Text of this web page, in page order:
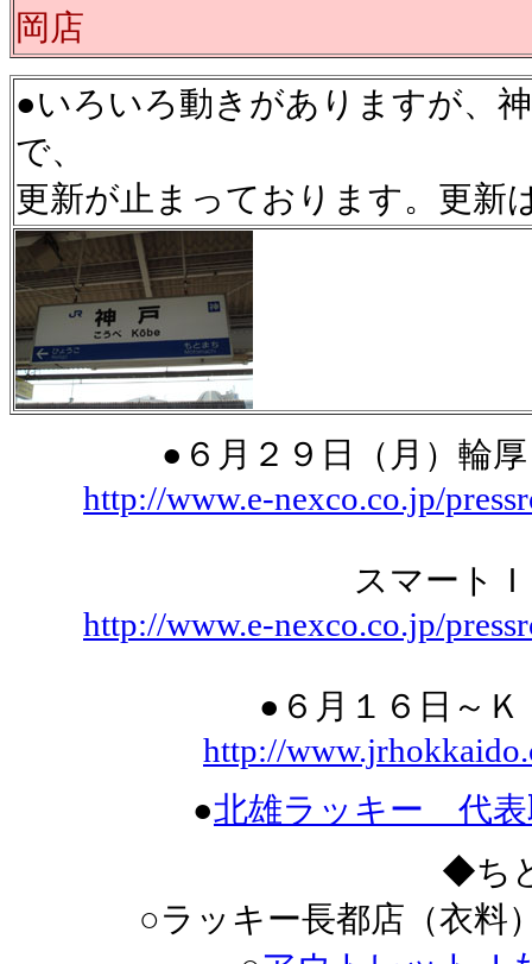
岡店
●いろいろ動きがありますが、
で、
更新が止まっております。更新
●６月２９日（月）輪
http://www.e-nexco.co.jp/
スマート
http://www.e-nexco.co.jp/
●６月１６日～
http://
●北雄ラッキー 代表
◆ち
○ラッキー長都店（衣